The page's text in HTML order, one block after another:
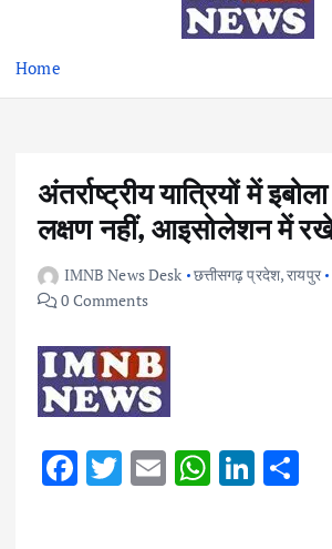
Home
अंतर्राष्ट्रीय यात्रियों में
लक्षण नहीं, आइसोलेशन में
IMNB News Desk छत्तीसगढ़ प्रदेश,रायपुर
0 Comments
F T E W Li